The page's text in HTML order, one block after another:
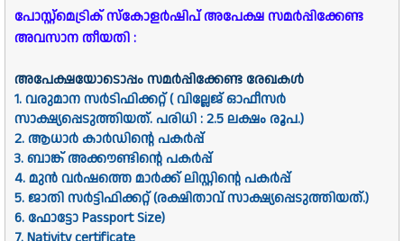
പോസ്റ്റ്മെട്രിക് സ്കോളർഷിപ് അപേക്ഷ സമർപ്പിക്കേണ്ട
അവസാന തീയതി :
അപേക്ഷയോടൊപ്പം സമർപ്പിക്കേണ്ട രേഖകൾ
1. വരുമാന സർടിഫിക്കറ്റ് ( വില്ലേജ് ഓഫീസർ
സാക്ഷ്യപ്പെടുത്തിയത്. പരിധി : 2.5 ലക്ഷം രൂപ.)
2. ആധാർ കാർഡിൻ്റെ പകർപ്പ്
3. ബാങ്ക് അക്കൗണ്ടിൻ്റെ പകർപ്പ്
4. മുൻ വർഷത്തെ മാർക്ക് ലിസ്റ്റിന്റെ പകർപ്പ്
5. ജാതി സർട്ടിഫിക്കറ്റ് (രക്ഷിതാവ് സാക്ഷ്യപ്പെടുത്തിയത്.)
6. ഫോട്ടോ Passport Size)